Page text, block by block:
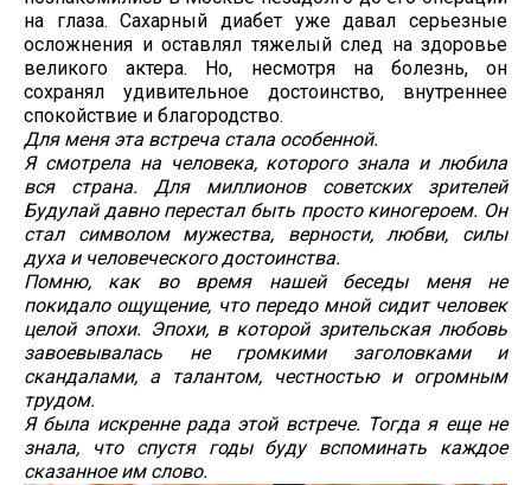
на глаза. Сахарный диабет уже давал серьезные
осложнения и оставлял тяжелый след на здоровье
великого актера. Но, несмотря на болезнь, он
сохранял удивительное достоинство, внутреннее
спокойствие и благородство.
Для меня эта встреча стала особенной.
Я смотрела на человека, которого знала и любила
вся страна. Для миллионов советских зрителей
Будулай давно перестал быть просто киногероем. Он
стал символом мужества, верности, любви, силы
духа и человеческого достоинства.
Помню, как во время нашей беседы меня не
покидало ощущение, что передо мной сидит человек
целой эпохи. Эпохи, в которой зрительская любовь
завоевывалась не громкими заголовками и
скандалами, а талантом, честностью и огромным
трудом.
Я была искренне рада этой встрече. Тогда я еще не
знала, что спустя годы буду вспоминать каждое
сказанное им слово.